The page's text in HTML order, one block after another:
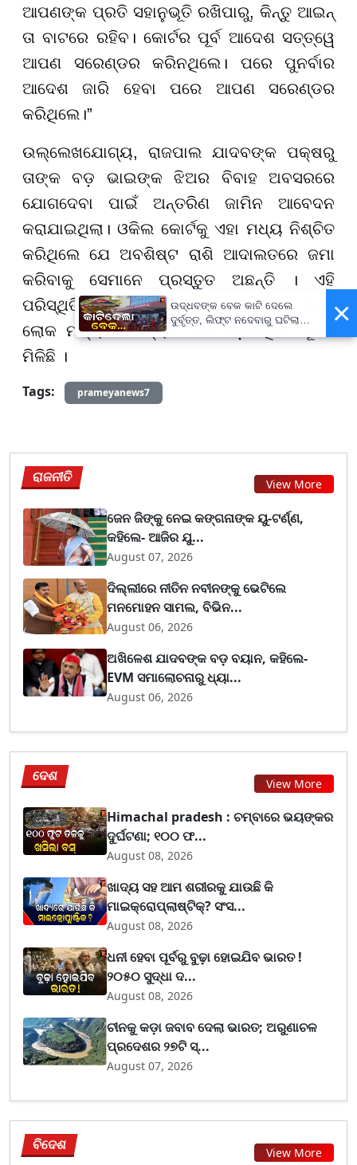
ଆପଣଙ୍କ ପ୍ରତି ସହାନୁଭୂତି ରଖିପାରୁ, କିନ୍ତୁ ଆଇନ୍
ତା ବାଟରେ ରହିବ। କୋର୍ଟର ପୂର୍ବ ଆଦେଶ ସତ୍ତ୍ୱେ
ଆପଣ ସରେଣ୍ଡର କରିନଥିଲେ। ପରେ ପୁନର୍ବାର
ଆଦେଶ ଜାରି ହେବା ପରେ ଆପଣ ସରେଣ୍ଡର
କରିଥିଲେ।”
ଉଲ୍ଲେଖଯୋଗ୍ୟ, ରାଜପାଲ ଯାଦବଙ୍କ ପକ୍ଷରୁ
ତାଙ୍କ ବଡ଼ ଭାଇଙ୍କ ଝିଅର ବିବାହ ଅବସରରେ
ଯୋଗଦେବା ପାଇଁ ଅନ୍ତରିଣ ଜାମିନ ଆବେଦନ
କରାଯାଇଥିଲା। ଓକିଲ କୋର୍ଟକୁ ଏହା ମଧ୍ୟ ନିଶ୍ଚିତ
କରିଥିଲେ ଯେ ଅବଶିଷ୍ଟ ରାଶି ଆଦାଲତରେ ଜମା
କରିବାକୁ ସେମାନେ ପ୍ରସ୍ତୁତ ଅଛନ୍ତି । ଏହି
ପରିସ୍ଥିତିରେ ବଲିଉଡ୍ ଇଣ୍ଡଷ୍ଟ୍ରି ସହିତ କିଛି ଅନ୍ୟ
ଲୋକ ମଧ୍ୟ ସାହାଯ୍ୟର ହାତ ବଢ଼ାଇଥିବା ସୂଚନା
ମିଳିଛି ।
Tags:
prameyanews7
ରାଜନୀତି View More
ଜେନ ଜିଙ୍କୁ ନେଇ କଙ୍ଗନାଙ୍କ ୟୁ-ଟର୍ଣ୍ଣ,
କହିଲେ- ଆଜିର ଯୁ...
August 07, 2026
ଦିଲ୍ଲୀରେ ନୀତିନ ନବୀନଙ୍କୁ ଭେଟିଲେ
ମନମୋହନ ସାମଲ, ବିଭିନ...
August 06, 2026
ଅଖିଳେଶ ଯାଦବଙ୍କ ବଡ଼ ବୟାନ, କହିଲେ-
EVM ସମାଲୋଚନାରୁ ଧ୍ୟା...
August 06, 2026
ଦେଶ View More
Himachal pradesh : ଚମ୍ବାରେ ଭୟଙ୍କର
ଦୁର୍ଘଟଣା; ୧୦୦ ଫ...
August 08, 2026
ଖାଦ୍ୟ ସହ ଆମ ଶରୀରକୁ ଯାଉଛି କି
ମାଇକ୍ରୋପ୍ଲାଷ୍ଟିକ୍? ସଂସ...
August 08, 2026
ଧନୀ ହେବା ପୂର୍ବରୁ ବୁଢ଼ା ହୋଇଯିବ ଭାରତ !
୨୦୫୦ ସୁଦ୍ଧା ଦ...
August 08, 2026
ଚୀନକୁ କଡ଼ା ଜବାବ ଦେଲା ଭାରତ; ଅରୁଣାଚଳ
ପ୍ରଦେଶର ୨୭ଟି ସ୍...
August 07, 2026
ବିଦେଶ View More
×
ଉଦ୍ଧବଙ୍କ ବେକ କାଟି ଦେଲେ
ଦୁର୍ବୃତ୍ତ, ଲିଫ୍ଟ ନଦେବାରୁ ଘଟିଲା
ଘଟଣା...